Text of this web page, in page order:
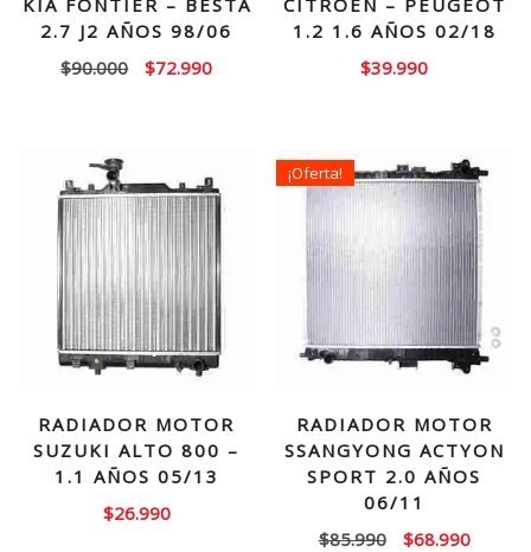
KIA FONTIER – BESTA
2.7 J2 AÑOS 98/06
$90.000
El
$90.000.
$72.990El
$72.990.
CITROEN – PEUGEOT
1.2 1.6 AÑOS 02/18
$39.990
RADIADOR MOTOR
SUZUKI ALTO 800 –
1.1 AÑOS 05/13
$26.990
¡Oferta!
RADIADOR MOTOR
SSANGYONG ACTYON
SPORT 2.0 AÑOS
06/11
$85.990
El
$68.990El